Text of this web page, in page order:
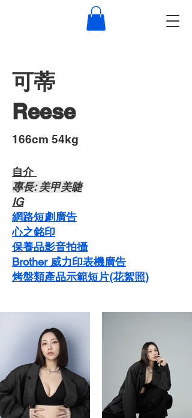
可蒂
Reese
​166cm 54kg
自介 ​
​專長: 美甲美睫
​IG
網路短劇廣告
心之銘印
​保養品影音拍攝
Brother 威力印表機廣告
烤盤類產品示範短片(花絮照)